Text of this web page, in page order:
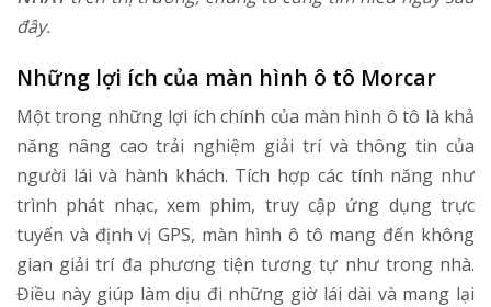
đây.
Những lợi ích của màn hình ô tô Morcar
Một trong những lợi ích chính của màn hình ô tô là khả
năng nâng cao trải nghiệm giải trí và thông tin của
người lái và hành khách. Tích hợp các tính năng như
trình phát nhạc, xem phim, truy cập ứng dụng trực
tuyến và định vị GPS, màn hình ô tô mang đến không
gian giải trí đa phương tiện tương tự như trong nhà.
Điều này giúp làm dịu đi những giờ lái dài và mang lại